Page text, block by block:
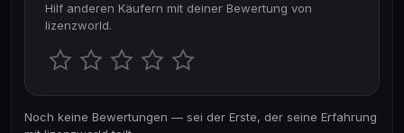
Hilf anderen Käufern mit deiner Bewertung von
lizenzworld.
Noch keine Bewertungen — sei der Erste, der seine Erfahrung